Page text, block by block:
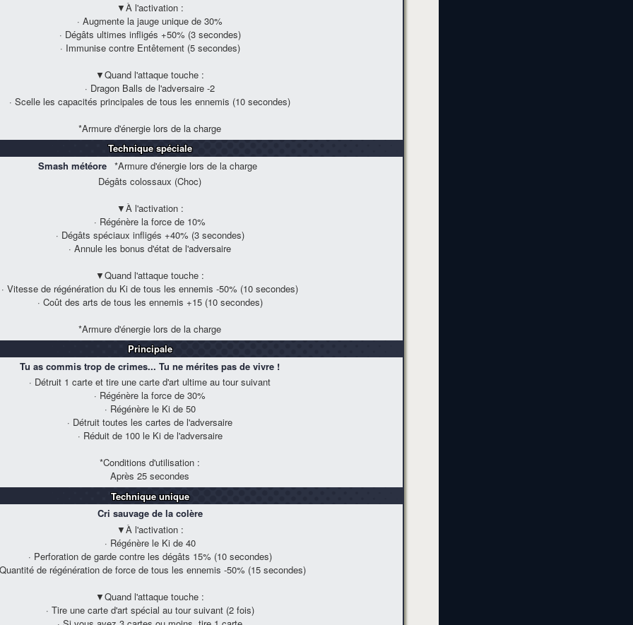
▼À l'activation :
· Augmente la jauge unique de30%
· Dégâts ultimes infligés +50% (3 secondes)
· Immunise contre Entêtement (5 secondes)
▼Quand l'attaque touche :
· Dragon Balls de l'adversaire -2
· Scelle les capacités principales de tous les ennemis (10 secondes)
*Armure d'énergie lors de la charge
Technique spéciale
Smash météore *Armure d'énergie lors de la charge
Dégâts colossaux (Choc)
▼À l'activation :
· Régénère la force de 10%
· Dégâts spéciaux infligés +40% (3 secondes)
· Annule les bonus d'état de l'adversaire
▼Quand l'attaque touche :
· Vitesse de régénération du Ki de tous les ennemis-50% (10 secondes)
· Coût des arts de tous les ennemis +15 (10 secondes)
*Armure d'énergie lors de la charge
Principale
Tu as commis trop de crimes... Tu ne mérites pas de vivre !
· Détruit 1 carte et tire une carte d'art ultime au tour suivant
· Régénère la force de30%
· Régénère le Ki de 50
· Détruit toutes les cartes de l'adversaire
· Réduit de 100 le Ki de l'adversaire
*Conditions d'utilisation :
Après 25 secondes
Technique unique
Cri sauvage de la colère
▼À l'activation :
· Régénère le Ki de 40
· Perforation de garde contre les dégâts 15% (10 secondes)
de régénération de force de tous les ennemis-50% (15 secondes)
▼Quand l'attaque touche :
· Tire une carte d'art spécial au tour suivant (2 fois)